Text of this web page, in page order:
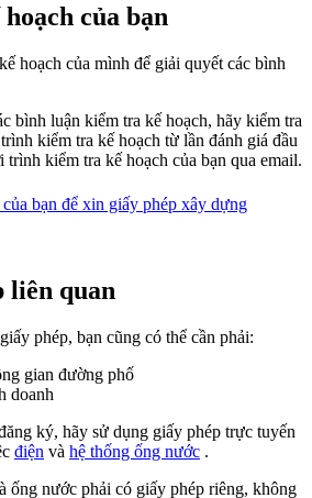
của bạn
hoạch của mình để giải quyết các bình
bình luận kiểm tra kế hoạch, hãy kiểm tra
kiểm tra kế hoạch từ lần đánh giá đầu
kiểm tra kế hoạch của bạn qua email.
bạn để xin giấy phép xây dựng
liên quan
phép, bạn cũng có thể cần phải:
gian đường phố
doanh
ký, hãy sử dụng giấy phép trực tuyến
điện và hệ thống ống nước .
ống nước phải có giấy phép riêng, không